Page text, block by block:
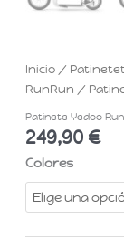
Inicio/
RunRun /
Patinete Yedoo
249,90 €
Colores